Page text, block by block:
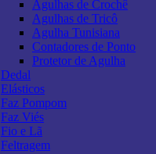
Agulhas de Crochê
Agulhas de Tricô
Agulha Tunisiana
Contadores de Ponto
Protetor de Agulha
Dedal
Elásticos
Faz Pompom
Faz Viés
Fio e Lã
Feltragem